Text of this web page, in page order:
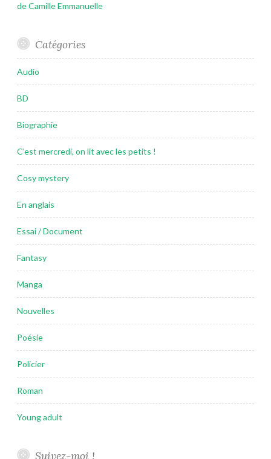
de Camille Emmanuelle
Catégories
Audio
BD
Biographie
C'est mercredi, on lit avec les petits !
Cosy mystery
En anglais
Essai / Document
Fantasy
Manga
Nouvelles
Poésie
Policier
Roman
Young adult
Suivez-moi !